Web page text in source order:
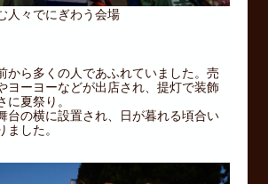
人々でにぎわう会場
から多くの人であふれていました。売
ヨーヨーなどが出店され、提灯で装飾
夏祭り。
台の横に設置され、日が暮れる頃合い
した。